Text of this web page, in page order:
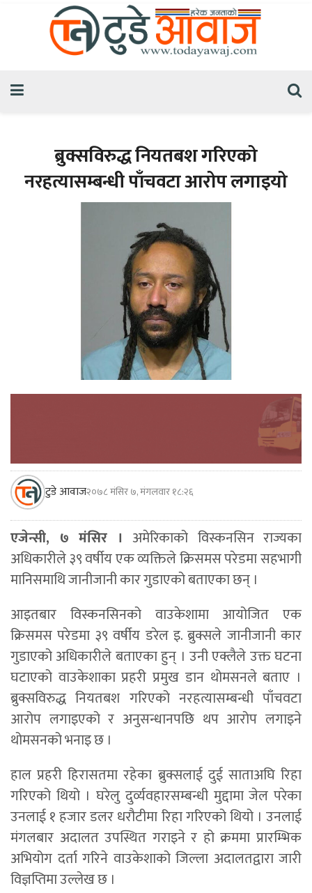
ब्रुक्सविरुद्ध नियतबश गरिएको
नरहत्यासम्बन्धी पाँचवटा आरोप लगाइयो
टुडे आवाज२०७८ मंसिर ७, मंगलवार १८:२६
एजेन्सी, ७ मंसिर । अमेरिकाको विस्कनसिन राज्यका
अधिकारीले ३९ वर्षीय एक व्यक्तिले क्रिसमस परेडमा सहभागी
मानिसमाथि जानीजानी कार गुडाएको बताएका छन् ।
आइतबार विस्कनसिनको वाउकेशामा आयोजित एक
क्रिसमस परेडमा ३९ वर्षीय डरेल इ. ब्रुक्सले जानीजानी कार
गुडाएको अधिकारीले बताएका हुन् । उनी एक्लैले उक्त घटना
घटाएको वाउकेशाका प्रहरी प्रमुख डान थोमसनले बताए ।
ब्रुक्सविरुद्ध नियतबश गरिएको नरहत्यासम्बन्धी पाँचवटा
आरोप लगाइएको र अनुसन्धानपछि थप आरोप लगाइने
थोमसनको भनाइ छ ।
हाल प्रहरी हिरासतमा रहेका ब्रुक्सलाई दुई साताअघि रिहा
गरिएको थियो । घरेलु दुर्व्यवहारसम्बन्धी मुद्दामा जेल परेका
उनलाई १ हजार डलर धरौटीमा रिहा गरिएको थियो । उनलाई
मंगलबार अदालत उपस्थित गराइने र हो क्रममा प्रारम्भिक
अभियोग दर्ता गरिने वाउकेशाको जिल्ला अदालतद्वारा जारी
विज्ञप्तिमा उल्लेख छ ।